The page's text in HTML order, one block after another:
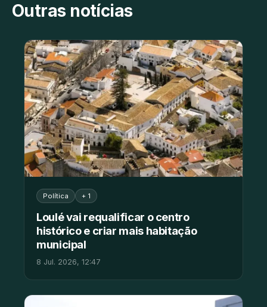
Outras notícias
Política + 1
Loulé vai requalificar o centro
histórico e criar mais habitação
municipal
8 Jul. 2026, 12:47